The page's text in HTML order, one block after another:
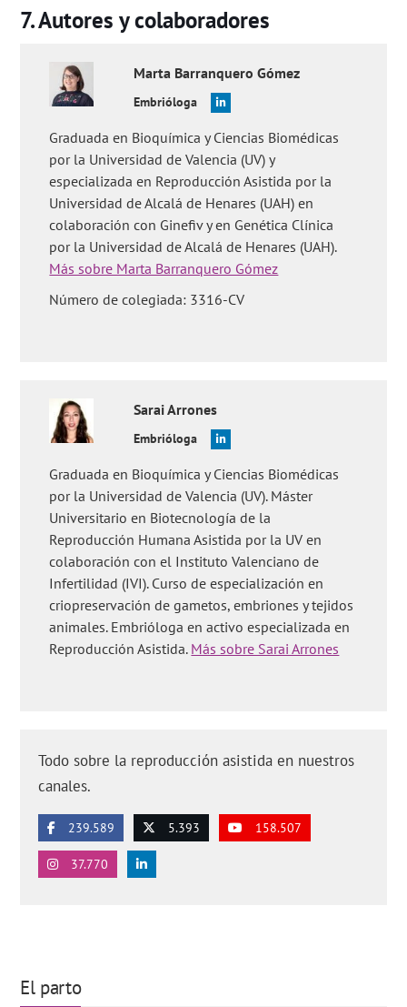
models of care for childbearing women. Cochrane Database
Syst Rev. 2016 Apr 28;4(4):CD004667 (Ver)
2008 Nov;15(5):307-9. doi: 10.1016/j.tracli.2008.09.003 (
M Josefa Olloqui-Mundet, M Mar Cavia, Sara R Alonso-Torre,
Consultation Room. Nutrients. 2023 Jun 27;15(13):2906. doi:
10.3390/nu15132906 ( Ver
Preguntas de los usuarios:'¿Qué diferencia hay entre matrona y
ginecóloga?'y'¿Es lo mismo matrona que doula?'.
Autores y colaboradores
Marta Barranquero Gómez
Embrióloga
Graduada en Bioquímica y Ciencias Biomédicas
por la Universidad de Valencia (UV) y
especializada en Reproducción Asistida por la
Universidad de Alcalá de Henares (UAH) en
colaboración con Ginefiv y en Genética Clínica
por la Universidad de Alcalá de Henares (UAH).
Más sobre Marta Barranquero Gómez
Número de colegiada: 3316-CV
SaraiArrones
Embrióloga
Graduada en Bioquímica y Ciencias Biomédicas
por la Universidad de Valencia (UV). Máster
Universitario en Biotecnología de la
Reproducción Humana Asistida por la UV en
colaboración con el Instituto Valenciano de
Infertilidad (IVI). Curso de especialización en
criopreservación de gametos, embriones y tejidos
animales. Embrióloga en activo especializada en
Reproducción Asistida. Más sobre Sarai Arrones
Todo sobre la reproducción asistida en nuestros
canales.
239.589 5.393 158.507
37.770
El parto